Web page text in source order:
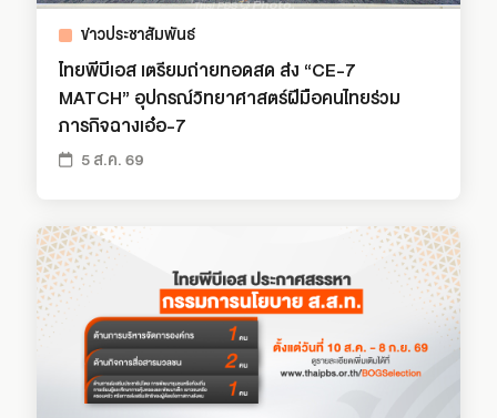
ข่าวประชาสัมพันธ์
ไทยพีบีเอส เตรียมถ่ายทอดสด ส่ง “CE-7
MATCH” อุปกรณ์วิทยาศาสตร์ฝีมือคนไทยร่วม
ภารกิจฉางเอ๋อ-7
5 ส.ค. 69